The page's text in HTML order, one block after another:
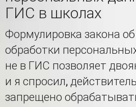
ГИС в школах
Формулировка закона об
обработки
не в ГИС позволяет
и я спросил,
запрещено